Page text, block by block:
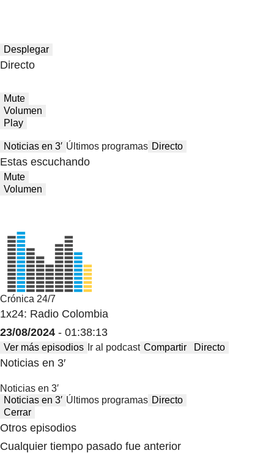
Desplegar
Directo
Mute
Volumen
Play
Noticias en 3′ Últimos programas Directo
Estas escuchando
Mute
Volumen
Crónica 24/7
1x24: Radio Colombia
23/08/2024 - 01:38:13
Ver más episodios Ir al podcast Compartir Directo
Noticias en 3′
Noticias en 3′
Noticias en 3′ Últimos programas Directo
Cerrar
Otros episodios
Cualquier tiempo pasado fue anterior